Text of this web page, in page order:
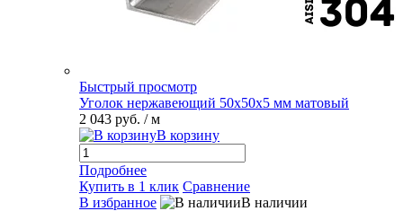
Быстрый просмотр
Уголок нержавеющий 50х50х5 мм матовый
2 043 руб. / м
В корзину
Подробнее
Купить в 1 клик Сравнение
В избранное
В наличии